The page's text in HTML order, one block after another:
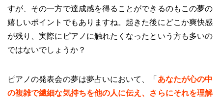
すが、その一方で達成感を得ることができるのもこの夢の
嬉しいポイントでもありますね。起きた後にどこか爽快感
が残り、実際にピアノに触れたくなったという方も多いの
ではないでしょうか？
ピアノの発表会の夢は夢占いにおいて、「 あなたが心の中
の複雑で繊細な気持ちを他の人に伝え、さらにそれを理解